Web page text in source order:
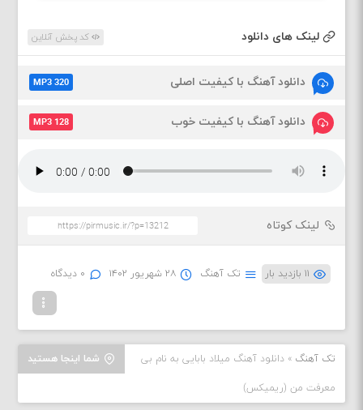
لینک های دانلود کد پخش آنلاین
دانلود آهنگ با کیفیت اصلی MP3 320
دانلود آهنگ با کیفیت خوب MP3 128
لینک کوتاه
۱۱ بازدید بار تک آهنگ ۲۸ شهریور ۱۴۰۲ ۰ دیدگاه
شما اینجا هستید تک آهنگ »دانلود آهنگ میلاد بابایی به نام بی
معرفت من (ریمیکس)